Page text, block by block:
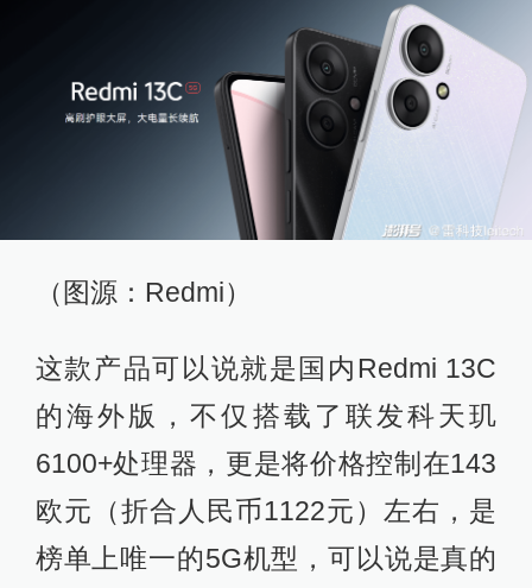
（图源：Redmi）
这款产品可以说就是国内Redmi 13C
的海外版，不仅搭载了联发科天玑
6100+处理器，更是将价格控制在143
欧元（折合人民币1122元）左右，是
榜单上唯一的5G机型，可以说是真的